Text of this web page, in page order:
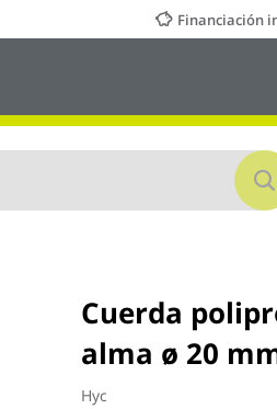
Financiación
Cuerda
alma ø 20
Hyc